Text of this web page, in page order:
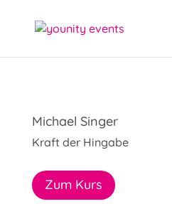
Michael Singer
Kraft der Hingabe
Zum Kurs